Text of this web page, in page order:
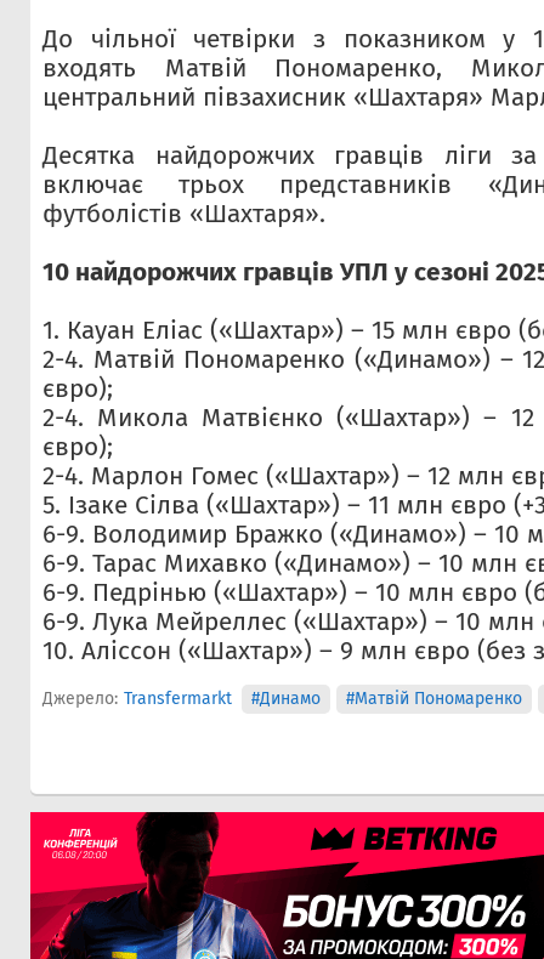
До чільної четвірки з показником у
входять Матвій Пономаренко,
центральний півзахисник «Шахтаря»
Десятка найдорожчих гравців ліги
включає трьох представників
футболістів «Шахтаря».
10 найдорожчих гравців УПЛ у сезоні
1. Кауан Еліас («Шахтар») – 15 млн євро
2-4. Матвій Пономаренко («Динамо») –
євро);
2-4. Микола Матвієнко («Шахтар») –
євро);
2-4. Марлон Гомес («Шахтар») – 12 млн
5. Ізаке Сілва («Шахтар») – 11 млн євро
6-9. Володимир Бражко («Динамо») – 10
6-9. Тарас Михавко («Динамо») – 10 млн
6-9. Педрінью («Шахтар») – 10 млн євро
6-9. Лука Мейреллес («Шахтар») – 10 млн
10. Аліссон («Шахтар») – 9 млн євро (без
Джерело: Transfermarkt #Динамо #Матвій Пономаренко